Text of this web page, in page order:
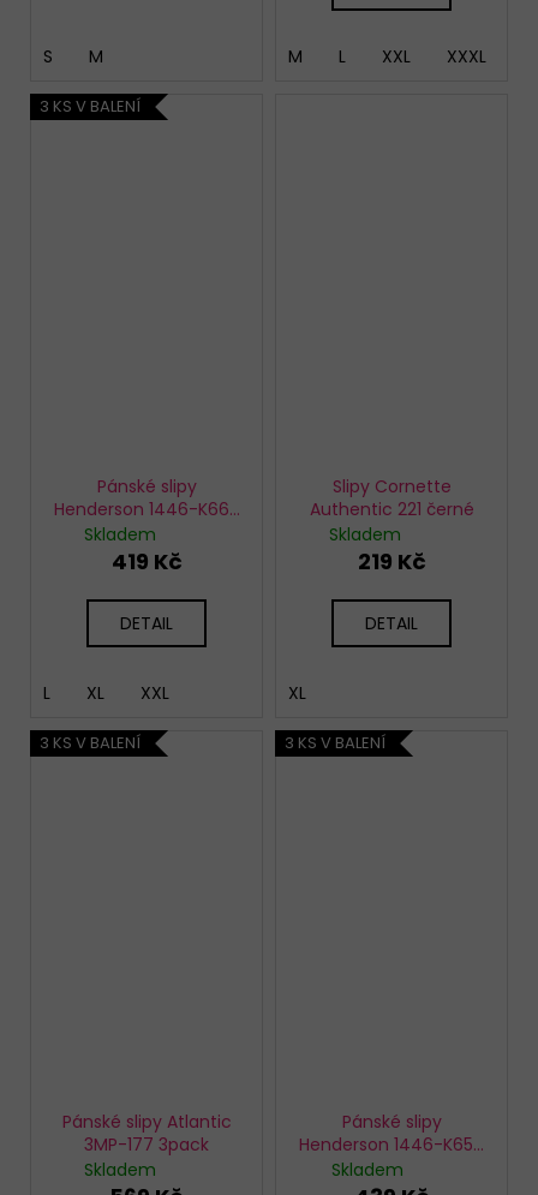
S M M L XXL XXXL
3 KS V BALENÍ
Pánské slipy
Henderson 1446-K662
3 pack
Skladem
419 Kč
DETAIL
L XL XXL
Slipy Cornette
Authentic 221 černé
Skladem
219 Kč
DETAIL
XL
3 KS V BALENÍ
Pánské slipy Atlantic
3MP-177 3pack
Skladem
3 KS V BALENÍ
Pánské slipy
Henderson 1446-K650
3 pack
Skladem